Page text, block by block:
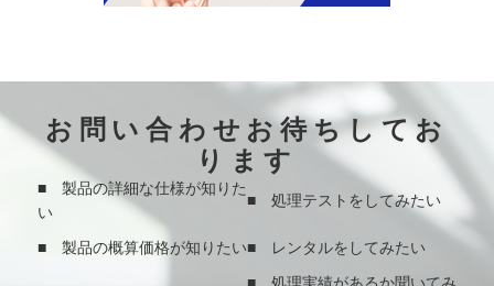
お問い合わせお待ちしてお
ります
■ 製品の詳細な仕様が知りた
い
■ 処理テストをしてみたい
■ 製品の概算価格が知りたい■ レンタルをしてみたい
■ 処理実績があるか聞いてみ